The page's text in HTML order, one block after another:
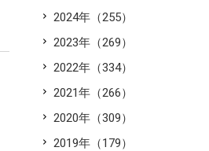
2024年（255）
2023年（269）
2022年（334）
2021年（266）
2020年（309）
2019年（179）